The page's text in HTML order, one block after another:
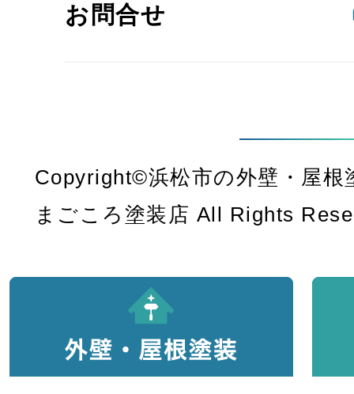
お問合せ
Copyright©浜松市の外壁・屋根
まごころ塗装店 All Rights